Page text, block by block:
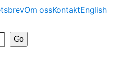
Om ossKontaktEnglish